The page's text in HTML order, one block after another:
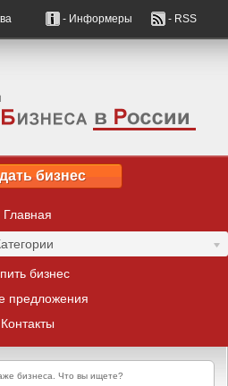
- Информеры - RSS
бизнес
Главная
бизнес
предложения
Контакты